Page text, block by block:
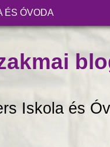
ÉS ÓVODA
Iskola és